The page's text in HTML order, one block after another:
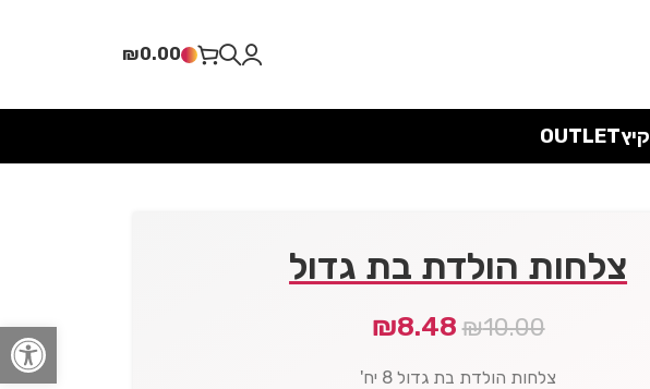
פתח
₪0.00
קיץOUTLET
צלחות הולדת בת גדול
₪10.00
₪8.48
צלחות הולדת בת גדול 8 יח'